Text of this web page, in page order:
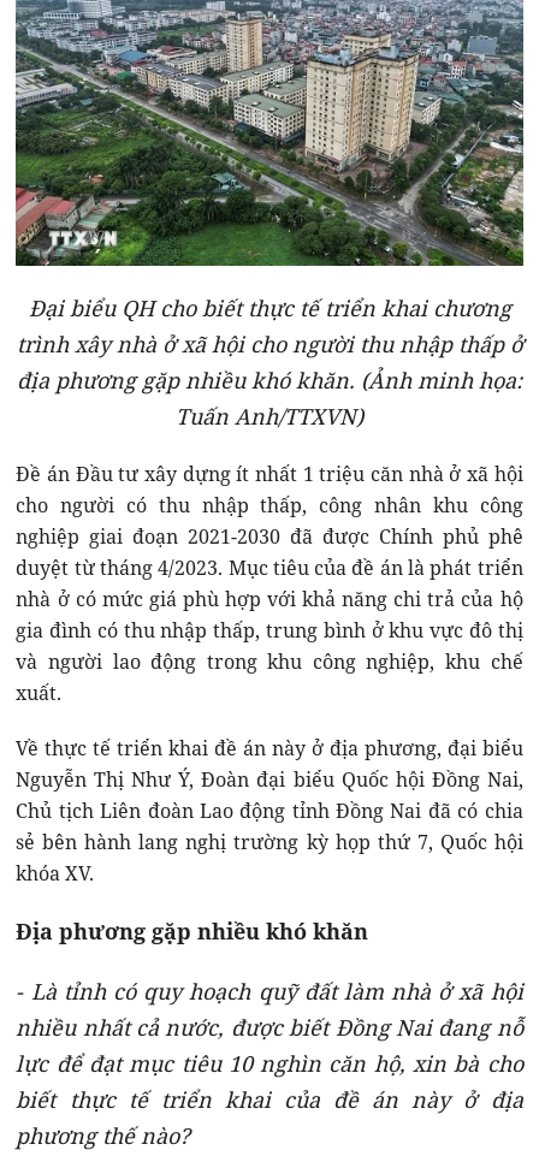
Đại biểu QH cho biết thực tế triển khai chương
trình xây nhà ở xã hội cho người thu nhập thấp ở
địa phương gặp nhiều khó khăn. (Ảnh minh họa:
Tuấn Anh/TTXVN)
Đề án Đầu tư xây dựng ít nhất 1 triệu căn nhà ở xã hội
cho người có thu nhập thấp, công nhân khu công
nghiệp giai đoạn 2021-2030 đã được Chính phủ phê
duyệt từ tháng 4/2023. Mục tiêu của đề án là phát triển
nhà ở có mức giá phù hợp với khả năng chi trả của hộ
gia đình có thu nhập thấp, trung bình ở khu vực đô thị
và người lao động trong khu công nghiệp, khu chế
xuất.
Về thực tế triển khai đề án này ở địa phương, đại biểu
Nguyễn Thị Như Ý, Đoàn đại biểu Quốc hội Đồng Nai,
Chủ tịch Liên đoàn Lao động tỉnh Đồng Nai đã có chia
sẻ bên hành lang nghị trường kỳ họp thứ 7, Quốc hội
khóa XV.
Địa phương gặp nhiều khó khăn
- Là tỉnh có quy hoạch quỹ đất làm nhà ở xã hội
nhiều nhất cả nước, được biết Đồng Nai đang nỗ
lực để đạt mục tiêu 10 nghìn căn hộ, xin bà cho
biết thực tế triển khai của đề án này ở địa
phương thế nào?